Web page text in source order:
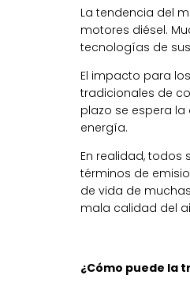
La tendencia del
motores diésel.
tecnologías de
El impacto para
tradicionales de
plazo se espera
energía.
En realidad, todos
términos de
de vida de
mala calidad del
¿Cómo puede la